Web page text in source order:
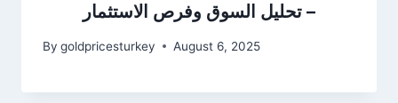
– تحليل السوق وفرص الاستثمار
By goldpricesturkey August 6, 2025